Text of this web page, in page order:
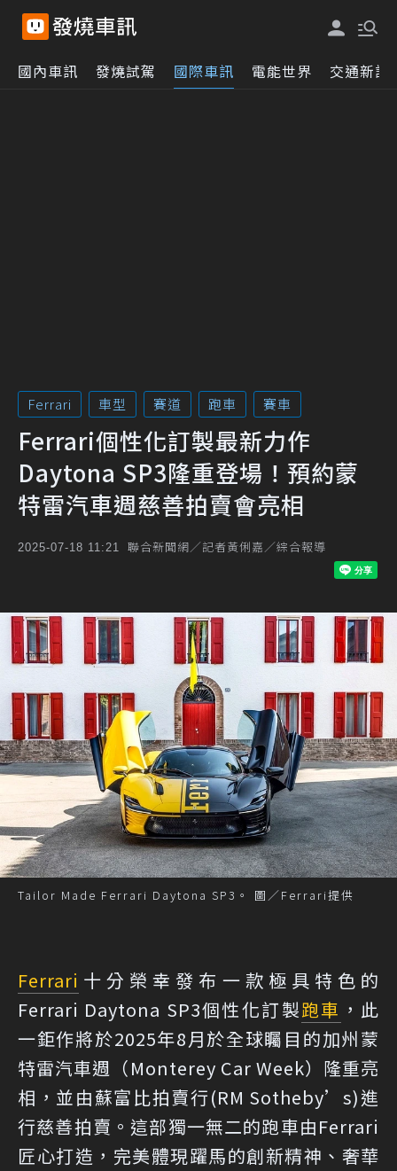
國內車訊 發燒試駕 國際車訊 電能世界 交通新訊
Ferrari 車型 賽道 跑車 賽車
Ferrari個性化訂製最新力作
Daytona SP3隆重登場！預約蒙
特雷汽車週慈善拍賣會亮相
2025-07-18 11:21 聯合新聞網／記者黃俐嘉／綜合報導
Tailor Made Ferrari Daytona SP3。 圖／Ferrari提供
Ferrari 十分榮幸發布一款極具特色的
Ferrari Daytona SP3個性化訂製跑車 ，此
一鉅作將於2025年8月於全球矚目的加州蒙
特雷汽車週（Monterey Car Week）隆重亮
相，並由蘇富比拍賣行(RM Sotheby’s)進
行慈善拍賣。這部獨一無二的跑車由Ferrari
匠心打造，完美體現躍馬的創新精神、奢華